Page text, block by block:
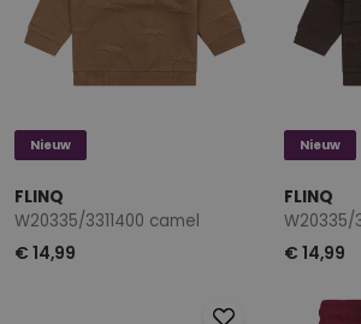
Nieuw
FLINQ
W20335/3311400 camel
€ 14,99
Nieuw
FLINQ
€ 14,99